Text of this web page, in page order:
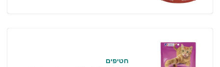
חטיפים